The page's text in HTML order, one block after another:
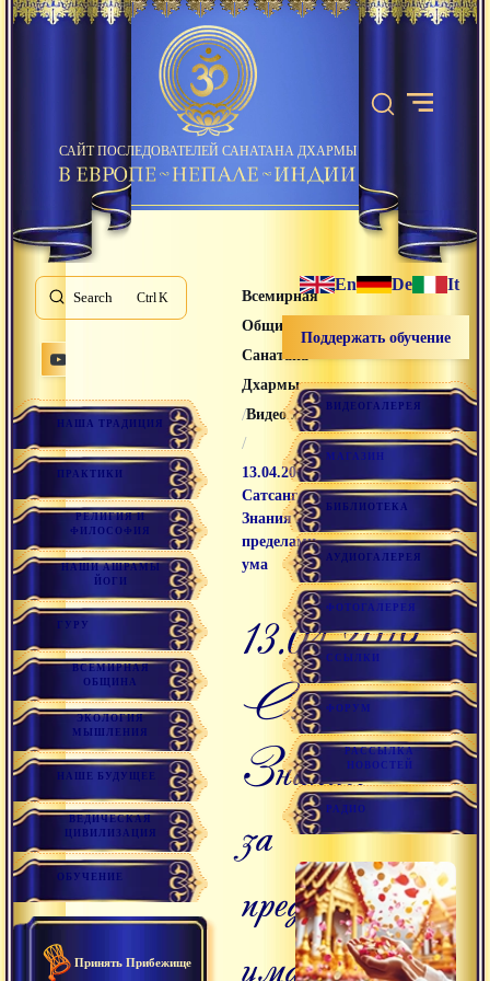
САЙТ ПОСЛЕДОВАТЕЛЕЙ САНАТАНА ДХАРМЫ
Search K
НАША ТРАДИЦИЯ
ПРАКТИКИ
РЕЛИГИЯ И
ФИЛОСОФИЯ
НАШИ АШРАМЫ
ЙОГИ
ГУРУ
ВСЕМИРНАЯ
ОБЩИНА
ЭКОЛОГИЯ
МЫШЛЕНИЯ
НАШЕ БУДУЩЕЕ
ВЕДИЧЕСКАЯ
ЦИВИЛИЗАЦИЯ
ОБУЧЕНИЕ
Принять Прибежище
Всемирная
Община
Санатана
Дхармы
/Видео лекции
/
13.04.2019
Сатсанг
Знания за
пределами
ума
13.04.2019
Сатсанг
Знания
за
пределами
ума
En De It
Поддержать обучение
ВИДЕОГАЛЕРЕЯ
МАГАЗИН
БИБЛИОТЕКА
АУДИОГАЛЕРЕЯ
ФОТОГАЛЕРЕЯ
ССЫЛКИ
ФОРУМ
РАССЫЛКА
НОВОСТЕЙ
РАДИО